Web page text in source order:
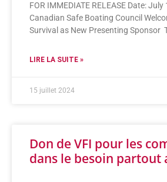
FOR IMMEDIATE RELEASE Date:
Canadian Safe Boating Council
Survival as New Presenting Sponsor
LIRE LA SUITE »
15 juillet 2024
Don de VFI pour les
dans le besoin partout